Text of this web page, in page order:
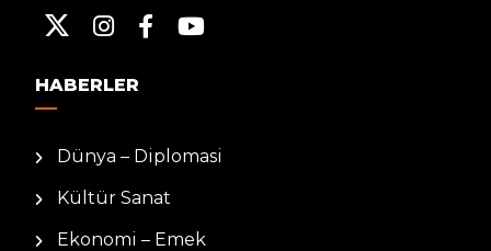
HABERLER
Dünya – Diplomasi
Kültür Sanat
Ekonomi – Emek